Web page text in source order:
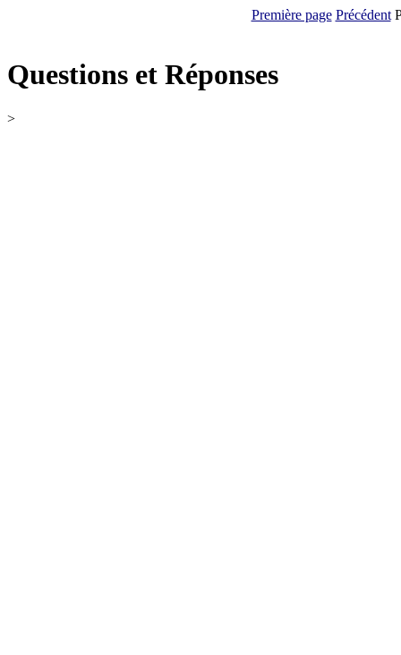
Première page Précédent
Questions et Réponses
>